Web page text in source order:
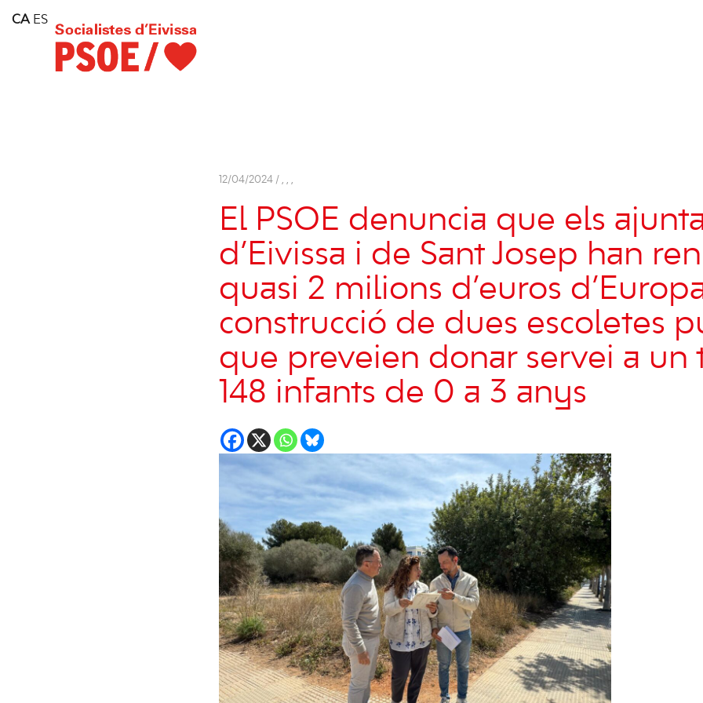
Consell Insular d'Eivissa
Services
12/04/2024 / , , ,
El PSOE denuncia que els
d’Eivissa i de Sant Josep han
quasi 2 milions d’euros
construcció de dues escoletes
que preveien donar servei a un
148 infants de 0 a 3 anys
CA ES